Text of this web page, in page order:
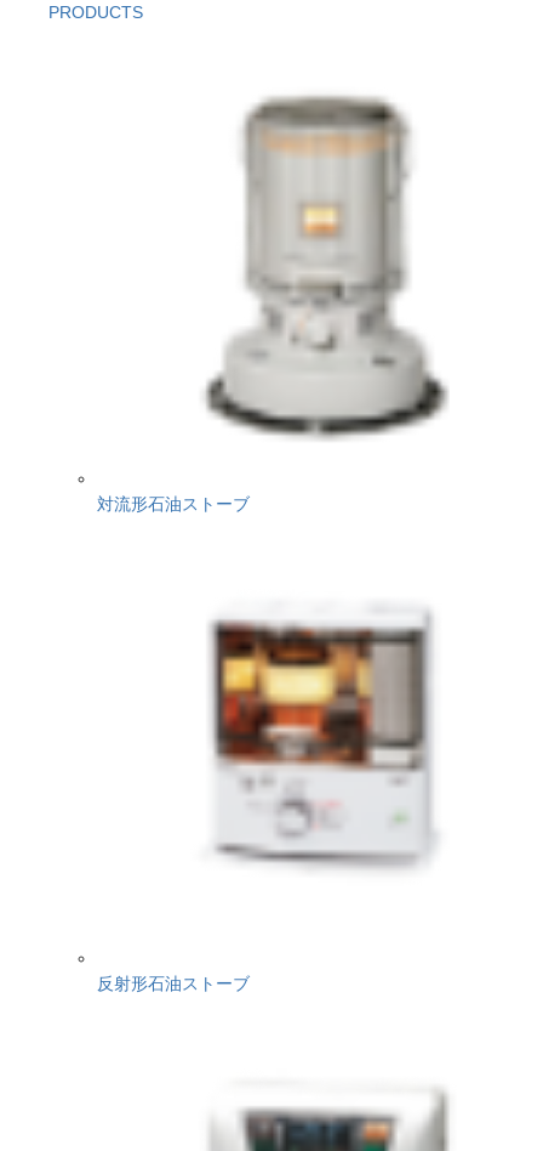
PRODUCTS
対流形石油ストーブ
反射形石油ストーブ